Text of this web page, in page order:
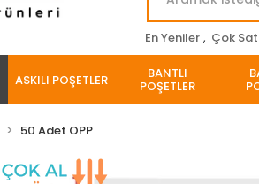
En Yeniler , Çok
ASKILI POŞETLER BANTLI
POŞETLER
50 Adet OPP